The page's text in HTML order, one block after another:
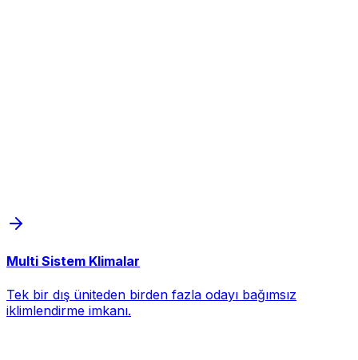
Multi Sistem Klimalar
Tek bir dış üniteden birden fazla odayı bağımsız
iklimlendirme imkanı.